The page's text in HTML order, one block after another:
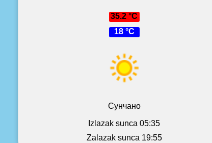
35.2 °C
18 °C
Сунчано
Izlazak sunca 05:35
Zalazak sunca 19:55